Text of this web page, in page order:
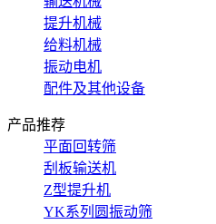
提升机械
给料机械
振动电机
配件及其他设备
产品推荐
平面回转筛
刮板输送机
Z型提升机
YK系列圆振动筛